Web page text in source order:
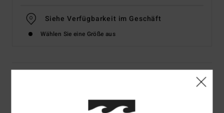
Siehe Verfügbarkeit im Geschäft
Wählen Sie eine Größe aus
Männer Beige Hemd mit kurzen Ärmeln